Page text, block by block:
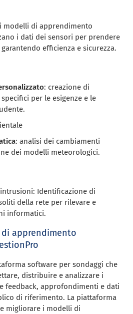
modelli di apprendimento
i dati dei sensori per prendere
efficienza e sicurezza.
: creazione di
per le esigenze e le
: analisi dei cambiamenti
dei modelli meteorologici.
Identificazione di
della rete per rilevare e
informatici.
apprendimento
software per sondaggi che
distribuire e analizzare i
feedback, approfondimenti e dati
di riferimento. La piattaforma
migliorare i modelli di